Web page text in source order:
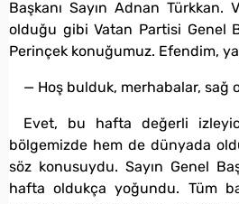
Başkanı Sayın Adnan
olduğu gibi Vatan Partisi Genel
Perinçek konuğumuz. Efendim,
— Hoş bulduk, merhabalar, sağ
Evet, bu hafta değerli
bölgemizde hem de dünyada
söz konusuydu. Sayın Genel
hafta oldukça yoğundu. Tüm